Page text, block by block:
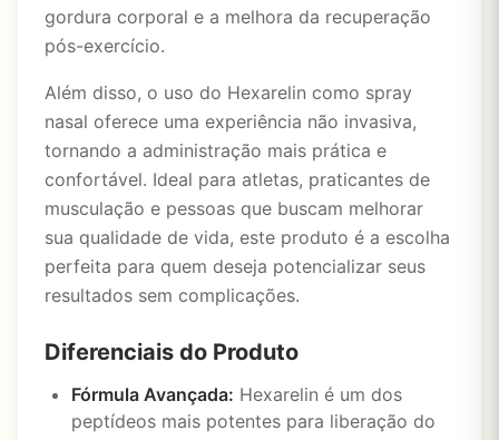
gordura corporal e a melhora da recuperação
pós-exercício.
Além disso, o uso do Hexarelin como spray
nasal oferece uma experiência não invasiva,
tornando a administração mais prática e
confortável. Ideal para atletas, praticantes de
musculação e pessoas que buscam melhorar
sua qualidade de vida, este produto é a escolha
perfeita para quem deseja potencializar seus
resultados sem complicações.
Diferenciais do Produto
Fórmula Avançada: Hexarelin é um dos
peptídeos mais potentes para liberação do